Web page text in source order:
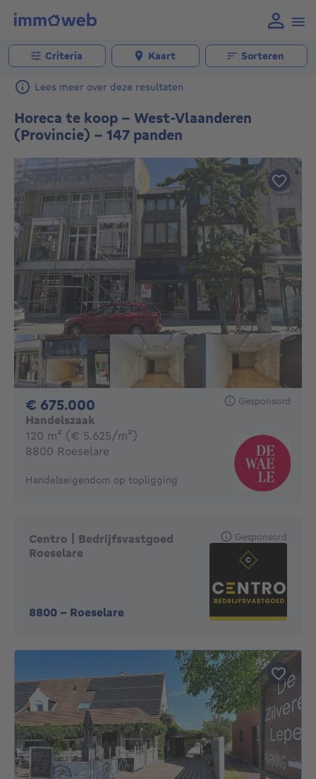
Criteria Kaart Sorteren
Lees meer over deze resultaten
Horeca te koop - West-Vlaanderen
(Provincie) - 147 panden
€ 675.000 Gesponsord
Handelszaak
120 m² vierkante meters
(€ 5.625/m²)
8800 Roeselare
Handelseigendom op topligging
Centro | Bedrijfsvastgoed
Roeselare
8800 - Roeselare
Gesponsord